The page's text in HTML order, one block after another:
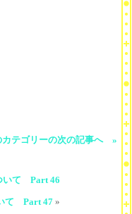
カテゴリーの次の記事へ »
いて Part 46
て Part 47 »